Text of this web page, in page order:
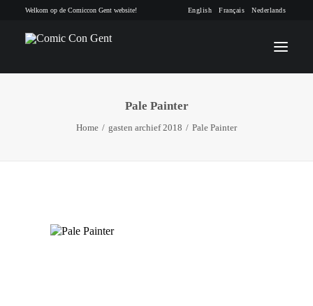
Welkom op de Comiccon Gent website! English Français Nederlands
INFO
Pale Painter
Home gasten archief 2018 Pale Painter